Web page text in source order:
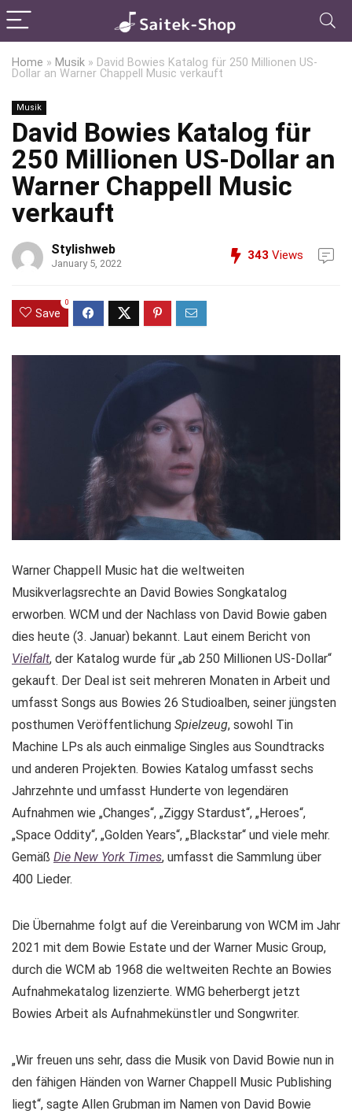
Home » Musik » David Bowies Katalog für 250 Millionen US-
Dollar an Warner Chappell Music verkauft
Musik
David Bowies Katalog für
250 Millionen US-Dollar an
Warner Chappell Music
verkauft
Stylishweb
January 5, 2022
343 Views
Save
0
Warner Chappell Music hat die weltweiten
Musikverlagsrechte an David Bowies Songkatalog
erworben. WCM und der Nachlass von David Bowie gaben
dies heute (3. Januar) bekannt. Laut einem Bericht von
Vielfalt, der Katalog wurde für „ab 250 Millionen US-Dollar“
gekauft. Der Deal ist seit mehreren Monaten in Arbeit und
umfasst Songs aus Bowies 26 Studioalben, seiner jüngsten
posthumen Veröffentlichung Spielzeug, sowohl Tin
Machine LPs als auch einmalige Singles aus Soundtracks
und anderen Projekten. Bowies Katalog umfasst sechs
Jahrzehnte und umfasst Hunderte von legendären
Aufnahmen wie „Changes“, „Ziggy Stardust“, „Heroes“,
„Space Oddity“, „Golden Years“, „Blackstar“ und viele mehr.
Gemäß Die New York Times, umfasst die Sammlung über
400 Lieder.
Die Übernahme folgt auf die Vereinbarung von WCM im Jahr
2021 mit dem Bowie Estate und der Warner Music Group,
durch die WCM ab 1968 die weltweiten Rechte an Bowies
Aufnahmekatalog lizenzierte. WMG beherbergt jetzt
Bowies Arbeit als Aufnahmekünstler und Songwriter.
„Wir freuen uns sehr, dass die Musik von David Bowie nun in
den fähigen Händen von Warner Chappell Music Publishing
liegt“, sagte Allen Grubman im Namen von David Bowie